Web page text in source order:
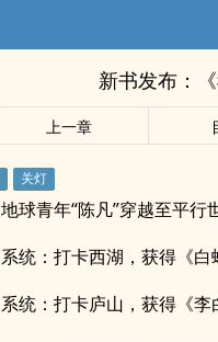
新书发布：
上一章
地球青年“陈凡”穿越至平行
系统：打卡西湖，获得《白
系统：打卡庐山，获得《李